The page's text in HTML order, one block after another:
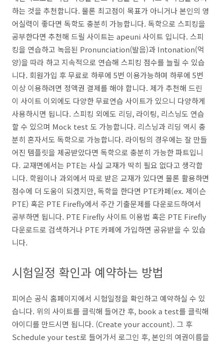
하는 것을 추천합니다. 물론 최고점이 목표가 아니거나 본인의 영
어실력이 좋다면 독학도 충분히 가능합니다. 독학으로 스피킹을
공부한다면 추천해 드릴 사이트는 apeuni 사이트 입니다. 스피
킹을 연습하고 녹음된 Pronunciation(발음)과 Intonation(억
양)을 따라 하고 지속적으로 연습해 스피킹 점수를 늘릴 수 있습
니다. 회원가입 후 무료로 하루에 5번 이용가능하며 하루에 5번
이상 이용하려면 정액권 결제를 해야 합니다. 제가 추천해 드린
이 사이트 이외에도 다양한 무료연습 사이트가 있으니 다양하게
사용하시면 됩니다. 스피킹 외에도 리딩, 라이팅, 리스닝도 연습
할 수 있으며 Mock test 도 가능합니다. 리스닝과 리딩 역시 충
분히 혼자서도 독학으로 가능합니다. 라이팅의 경우에는 잘 만들
어진 템플릿을 제공받았다면 독학으로 충분히 가능한 파트입니
다. 교재면에서는 PTE는 사실 교재가 딱히 필요 없다고 생각합
니다. 학원이나 과외에서 따로 받은 교재가 있다면 물론 활용하면
점수에 더 도움이 되겠지만, 독학을 한다면 PTE카페(ex. 제이슨
PTE) 혹은 PTE Firefly에서 주간 기출문제를 다운로드하여서
공부하면 됩니다. PTE Firefly 사이트 이용법 혹은 PTE Firefly
다운로드로 검색하거나 PTE 카페에 가입하면 공유받을 수 있습
니다.
시험일정 확인과 예약하는 방법
피어슨 공식 홈페이지에서 시험일정을 확인하고 예약하실 수 있
습니다. 위의 사이트를 클릭해 들어간 후, book a test를 클릭해
아이디를 만드시면 됩니다. (Create your account). 그 후
Schedule your test로 들어가서 로그인 후, 본인의 여권이름을